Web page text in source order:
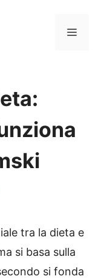
MENU
tra la dieta e
si basa sulla
si fonda